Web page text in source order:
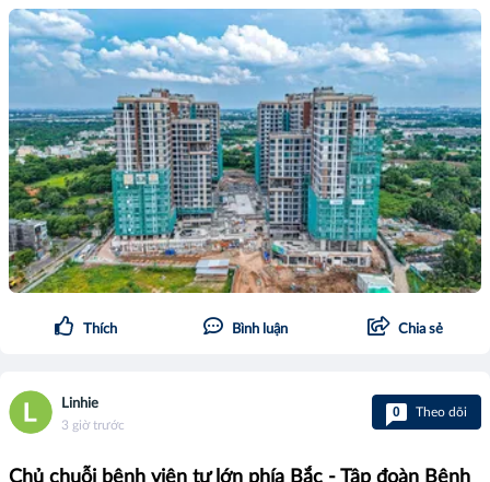
Thích Bình luận Chia sẻ
Linhie
3 giờ trước
0 Theo dõi
Chủ chuỗi bệnh viện tư lớn phía Bắc - Tập đoàn Bệnh